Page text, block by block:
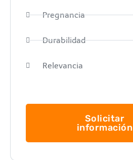
Pregnancia
Durabilidad
Relevancia
Solicitar
información